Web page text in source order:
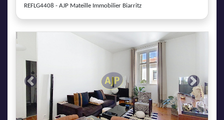
REFLG4408 - AJP Mateille Immobilier Biarritz
Previous Next